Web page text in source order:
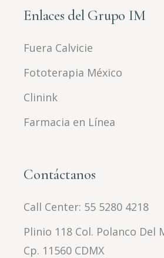
Enlaces del Grupo IM
Fuera Calvicie
Fototerapia México
Clinink
Farmacia en Línea
Contáctanos
Call Center: 55 5280 4218
Plinio 118 Col. Polanco Del
Cp. 11560 CDMX